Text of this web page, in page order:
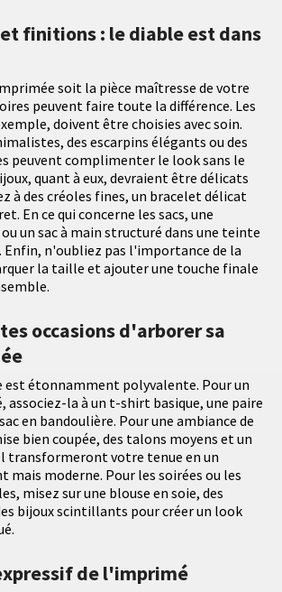
finitions : le diable est dans
soit la pièce maîtresse de votre
peuvent faire toute la différence. Les
doivent être choisies avec soin.
des escarpins élégants ou des
peuvent complimenter le look sans le
quant à eux, devraient être délicats
à des créoles fines, un bracelet délicat
En ce qui concerne les sacs, une
un sac à main structuré dans une teinte
Enfin, n'oubliez pas l'importance de la
la taille et ajouter une touche finale
occasions d'arborer sa
est étonnamment polyvalente. Pour un
associez-la à un t-shirt basique, une paire
en bandoulière. Pour une ambiance de
bien coupée, des talons moyens et un
transformeront votre tenue en un
mais moderne. Pour les soirées ou les
misez sur une blouse en soie, des
bijoux scintillants pour créer un look
de l'imprimé